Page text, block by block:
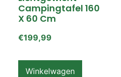
Campingtafel 160
X 60 Cm
€199,99
Winkelwagen